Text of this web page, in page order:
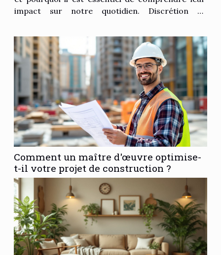
impact sur notre quotidien. Discrétion et
aujourd’hui comme l’un des outils de surveillance
efficace les plus prisés grâce à la...
Comment un maître d'œuvre optimise-
t-il votre projet de construction ?